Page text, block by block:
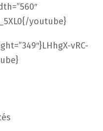
youtube}
vRC-